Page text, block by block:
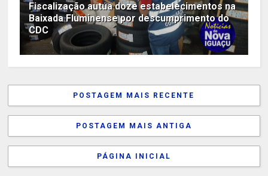
Fiscalização autua doze estabelecimentos na
Baixada Fluminense por descumprimento do
CDC
POSTAGEM MAIS RECENTE
POSTAGEM MAIS ANTIGA
PÁGINA INICIAL